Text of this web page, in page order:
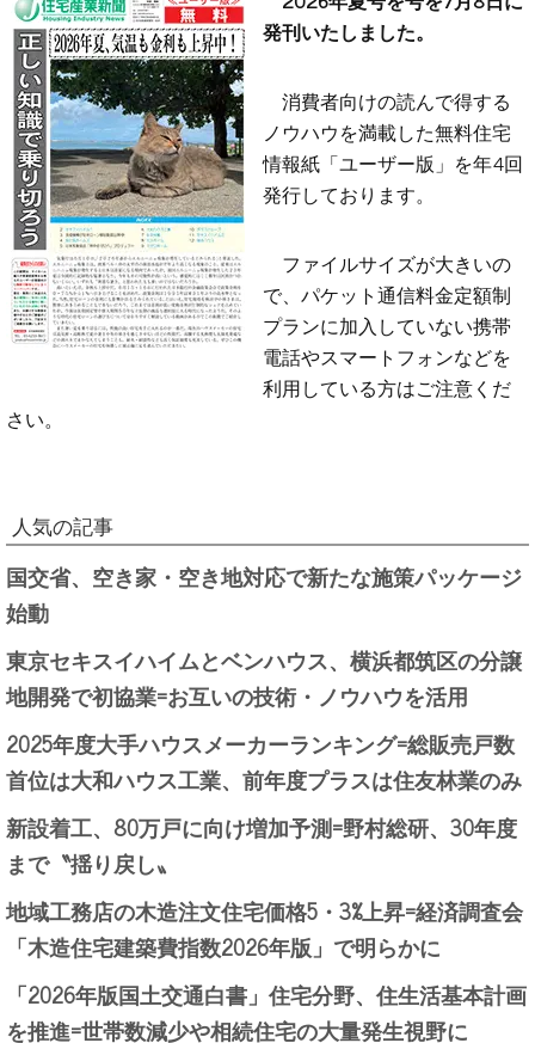
発刊いたしました。
消費者向けの読んで得する
ノウハウを満載した無料住宅
情報紙「ユーザー版」を年4回
発行しております。
ファイルサイズが大きいの
で、パケット通信料金定額制
プランに加入していない携帯
電話やスマートフォンなどを
利用している方はご注意くだ
さい。
人気の記事
国交省、空き家・空き地対応で新たな施策パッケージ
始動
東京セキスイハイムとベンハウス、横浜都筑区の分譲
地開発で初協業=お互いの技術・ノウハウを活用
2025年度大手ハウスメーカーランキング=総販売戸数
首位は大和ハウス工業、前年度プラスは住友林業のみ
新設着工、80万戸に向け増加予測=野村総研、30年度
まで〝揺り戻し〟
地域工務店の木造注文住宅価格5・3%上昇=経済調査会
「木造住宅建築費指数2026年版」で明らかに
「2026年版国土交通白書」住宅分野、住生活基本計画
を推進=世帯数減少や相続住宅の大量発生視野に